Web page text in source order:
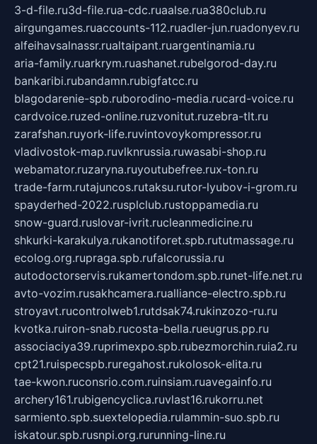
3-d-file.ru3d-file.rua-cdc.ruaalse.rua380club.ru
airgungames.ruaccounts-112.ruadler-jun.ruadonyev.ru
alfeihavsalnassr.rualtaipant.ruargentinamia.ru
aria-family.ruarkrym.ruashanet.rubelgorod-day.ru
bankaribi.rubandamn.rubigfatcc.ru
blagodarenie-spb.ruborodino-media.rucard-voice.ru
cardvoice.ruzed-online.ruzvonitut.ruzebra-tlt.ru
zarafshan.ruyork-life.ruvintovoykompressor.ru
vladivostok-map.ruvlknrussia.ruwasabi-shop.ru
webamator.ruzaryna.ruyoutubefree.rux-ton.ru
trade-farm.rutajuncos.rutaksu.rutor-lyubov-i-grom.ru
spayderhed-2022.rusplclub.rustoppamedia.ru
snow-guard.ruslovar-ivrit.rucleanmedicine.ru
shkurki-karakulya.rukanotiforet.spb.rututmassage.ru
ecolog.org.rupraga.spb.rufalcorussia.ru
autodoctorservis.rukamertondom.spb.runet-life.net.ru
avto-vozim.rusakhcamera.rualliance-electro.spb.ru
stroyavt.rucontrolweb1.rutdsak74.rukinzozo-ru.ru
kvotka.ruiron-snab.rucosta-bella.rueugrus.pp.ru
associaciya39.ruprimexpo.spb.rubezmorchin.ruia2.ru
cpt21.ruispecspb.ruregahost.rukolosok-elita.ru
tae-kwon.ruconsrio.com.ruinsiam.ruavegainfo.ru
archery161.rubigencyclica.ruvlast16.rukorru.net
sarmiento.spb.suextelopedia.rulammin-suo.spb.ru
iskatour.spb.rusnpi.org.rurunning-line.ru